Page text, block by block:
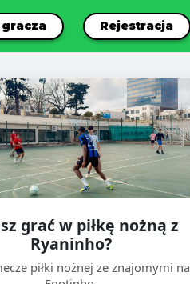
Rejestracja
grać w piłkę nożną z
Ryaninho?
piłki nożnej ze znajomymi na